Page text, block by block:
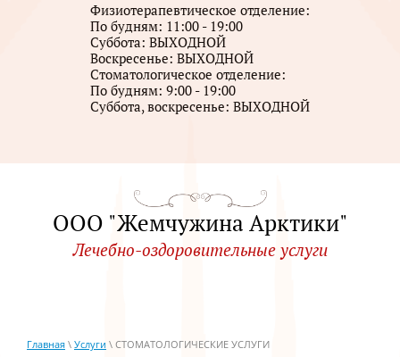
Физиотерапевтическое отделение:
По будням: 11:00 - 19:00
Суббота: ВЫХОДНОЙ
Воскресенье: ВЫХОДНОЙ
Стоматологическое отделение:
По будням: 9:00 - 19:00
Суббота, воскресенье: ВЫХОДНОЙ
ООО "Жемчужина Арктики"
Лечебно-оздоровительные услуги
Главная \ Услуги \ СТОМАТОЛОГИЧЕСКИЕ УСЛУГИ